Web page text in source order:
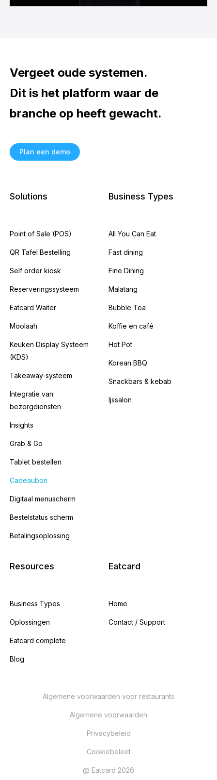
Vergeet oude systemen.
Dit is het platform waar de
branche op heeft gewacht.
Plan een demo
Solutions
Point of Sale (POS)
QR Tafel Bestelling
Self order kiosk
Reserveringssysteem
Eatcard Waiter
Moolaah
Keuken Display Systeem
(KDS)
Takeaway-systeem
Integratie van
bezorgdiensten
Insights
Grab & Go
Tablet bestellen
Cadeaubon
Digitaal menuscherm
Bestelstatus scherm
Betalingsoplossing
Business Types
All You Can Eat
Fast dining
Fine Dining
Malatang
Bubble Tea
Koffie en café
Hot Pot
Korean BBQ
Snackbars & kebab
Ijssalon
Resources
Business Types
Oplossingen
Eatcard complete
Blog
Eatcard
Home
Contact / Support
Algemene voorwaarden voor restaurants
Algemene voorwaarden
Privacybeleid
Cookiebeleid
@ Eatcard 2026